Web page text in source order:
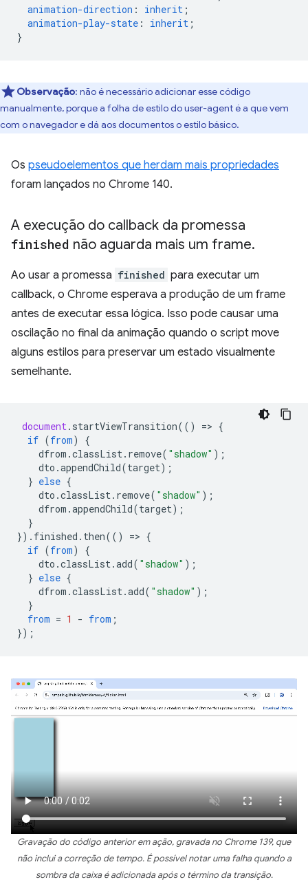
animation-direction : inherit ;
animation-play-state : inherit ;
}
Observação: não é necessário adicionar esse código
manualmente, porque a folha de estilo do user-agent é a que vem
com o navegador e dá aos documentos o estilo básico.
Os pseudoelementos que herdam mais propriedades
foram lançados no Chrome 140.
A execução do callback da promessa
finished não aguarda mais um frame.
Ao usar a promessa finished para executar um
callback, o Chrome esperava a produção de um frame
antes de executar essa lógica. Isso pode causar uma
oscilação no final da animação quando o script move
alguns estilos para preservar um estado visualmente
semelhante.
document. startViewTransition(() => {
if (from)
{
dfrom .classList. remove( "shadow" );
dto .appendChild(target);
} else {
dto .classList. remove( "shadow" );
dfrom .appendChild(target);
}
}). finished . then(() => {
if (from)
{
dto .classList.add( "shadow" );
} else {
dfrom .classList.add( "shadow" );
}
from = 1 - from ;
});
Gravação do código anterior em ação, gravada no Chrome 139, que
não inclui a correção de tempo. É possível notar uma falha quando a
sombra da caixa é adicionada após o término da transição.